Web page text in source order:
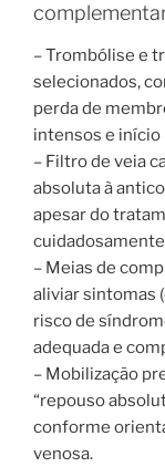
– Trombólise e
selecionados,
perda de
intensos e início
– Filtro de veia
absoluta à
apesar do
– Meias de
aliviar sintomas
risco de
adequada e
– Mobilização
“repouso
conforme
venosa.